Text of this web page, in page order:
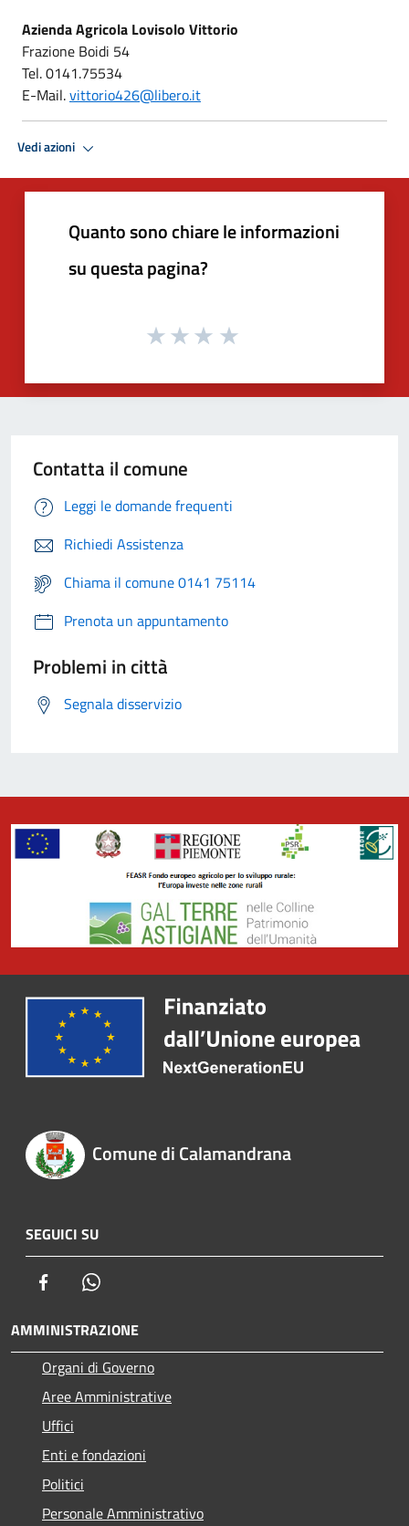
Azienda Agricola Lovisolo Vittorio
Frazione Boidi 54
Tel. 0141.75534
E-Mail.vittorio426@libero.it
Vedi azioni
Quanto sono chiare le informazioni
su questa pagina?
Contatta il comune
Leggi le domande frequenti
Richiedi Assistenza
Chiama il comune 0141 75114
Prenota un appuntamento
Problemi in città
Segnala disservizio
Comune di Calamandrana
SEGUICI SU
Facebook
AMMINISTRAZIONE
Organi di Governo
Aree Amministrative
Uffici
Enti e fondazioni
Politici
Personale Amministrativo